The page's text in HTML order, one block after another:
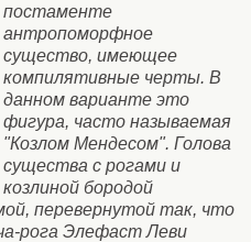
постаменте
антропоморфное
существо, имеющее
компилятивные черты. В
данном варианте это
фигура, часто называемая
"Козлом Мендесом". Голова
существа с рогами и
козлиной бородой
перевернутой так, что
рога Элефаст Леви